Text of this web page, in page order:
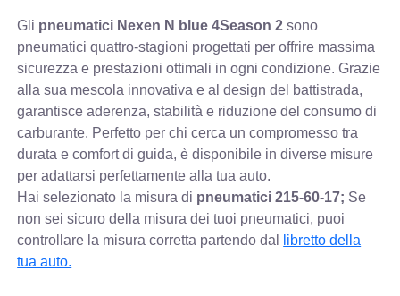
Gli pneumatici Nexen N blue 4Season 2 sono
pneumatici quattro-stagioni progettati per offrire massima
sicurezza e prestazioni ottimali in ogni condizione. Grazie
alla sua mescola innovativa e al design del battistrada,
garantisce aderenza, stabilità e riduzione del consumo di
carburante. Perfetto per chi cerca un compromesso tra
durata e comfort di guida, è disponibile in diverse misure
per adattarsi perfettamente alla tua auto.
Hai selezionato la misura di pneumatici215-60-17; Se
non sei sicuro della misura dei tuoi pneumatici, puoi
controllare la misura corretta partendo dal
libretto della
tua auto.